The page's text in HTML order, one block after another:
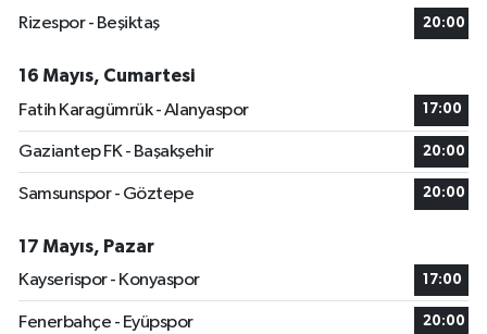
Rizespor - Beşiktaş
20:00
16 Mayıs, Cumartesi
Fatih Karagümrük - Alanyaspor
17:00
Gaziantep FK - Başakşehir 20:00
Samsunspor - Göztepe 20:00
17 Mayıs, Pazar
Kayserispor - Konyaspor
17:00
Fenerbahçe - Eyüpspor 20:00